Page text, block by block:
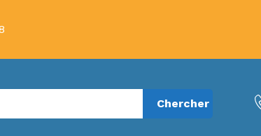
Chercher